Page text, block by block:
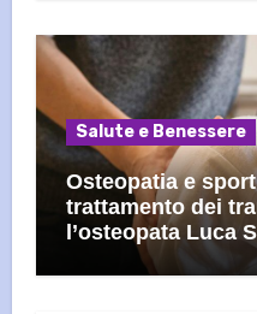
Salute e Benessere
Osteopatia e
trattamento dei
l’osteopata Luca